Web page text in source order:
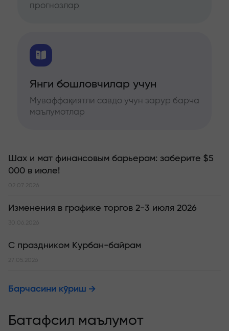
прогнозлар
Янги бошловчилар учун
Муваффақиятли савдо учун зарур барча
маълумотлар
Шах и мат финансовым барьерам: заберите $5
000 в июле!
02.07.2026
Изменения в графике торгов 2-3 июля 2026
30.06.2026
С праздником Курбан-байрам
27.05.2026
Барчасини кўриш
Батафсил маълумот